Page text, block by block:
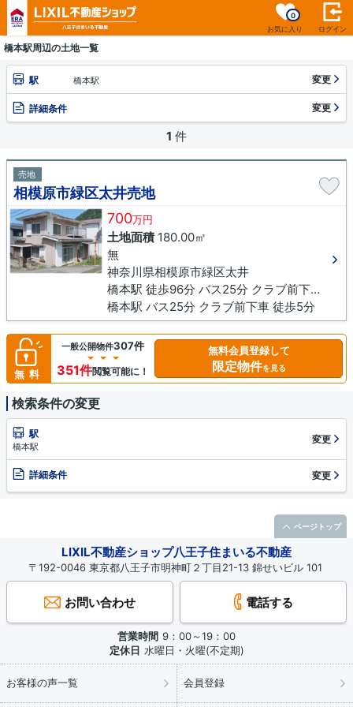
お気に入り
0
ログイン
橋本駅周辺の土地一覧
駅 橋本駅 変更
詳細条件 変更
1 件
売地
相模原市緑区太井売地
700万円
土地面積180.00㎡
無
神奈川県相模原市緑区太井
橋本駅 徒歩96分 バス25分 クラブ前下車 徒歩5分
橋本駅 バス25分 クラブ前下車 徒歩5分
無料
一般公開物件307件
351件閲覧可能に！
無料会員登録して
限定物件を見る
検索条件の変更
駅
橋本駅
変更
詳細条件 変更
LIXIL不動産ショップ八王子住まいる不動産
〒192-0046 東京都八王子市明神町２丁目21-13 錦せいビル 101
お問い合わせ 電話する
営業時間 9：00～19：00
定休日 水曜日・火曜(不定期)
お客様の声一覧 会員登録
ページトップ